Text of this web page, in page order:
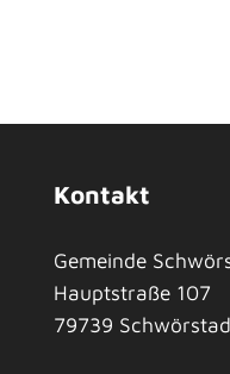
Kontakt
Gemeinde
Hauptstraße 107
79739